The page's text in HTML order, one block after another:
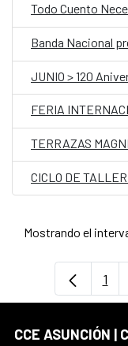
Todo Cuento
JUNIO > 120
FERIA
TERRAZAS
Mostrando el
1
CCE ASUNCIÓN |